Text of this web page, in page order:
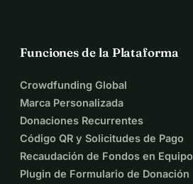
Funciones de la Plataforma
Crowdfunding Global
Marca Personalizada
Donaciones Recurrentes
Código QR y Solicitudes de Pago
Recaudación de Fondos en Equipo
Plugin de Formulario de Donación